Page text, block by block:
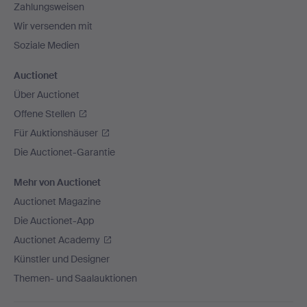
Zahlungsweisen
Wir versenden mit
Soziale Medien
Auctionet
Über Auctionet
Offene Stellen
Für Auktionshäuser
Die Auctionet-Garantie
Mehr von Auctionet
Auctionet Magazine
Die Auctionet-App
Auctionet Academy
Künstler und Designer
Themen- und Saalauktionen